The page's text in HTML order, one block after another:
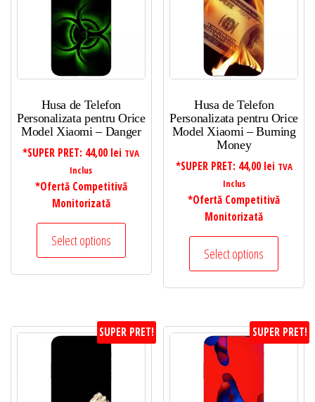
Husa de Telefon
Personalizata pentru Orice
Model Xiaomi – Danger
*SUPER PRET: 44,00 lei TVA
Inclus
*Ofertă Competitivă
Monitorizată
Select options
Husa de Telefon
Personalizata pentru Orice
Model Xiaomi – Burning
Money
*SUPER PRET: 44,00 lei TVA
Inclus
*Ofertă Competitivă
Monitorizată
Select options
SUPER PRET! SUPER PRET!